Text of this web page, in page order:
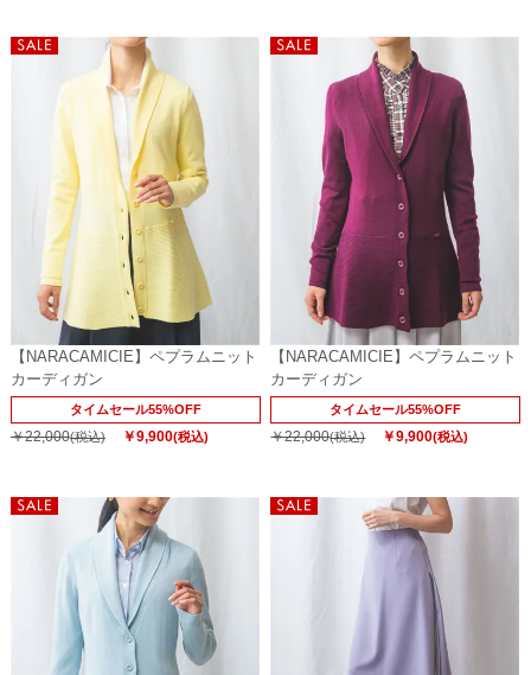
【NARACAMICIE】ペプラムニット
カーディガン
タイムセール55%OFF
￥22,000(税込) ￥9,900(税込)
【NARACAMICIE】ペプラムニット
カーディガン
タイムセール55%OFF
￥22,000(税込) ￥9,900(税込)